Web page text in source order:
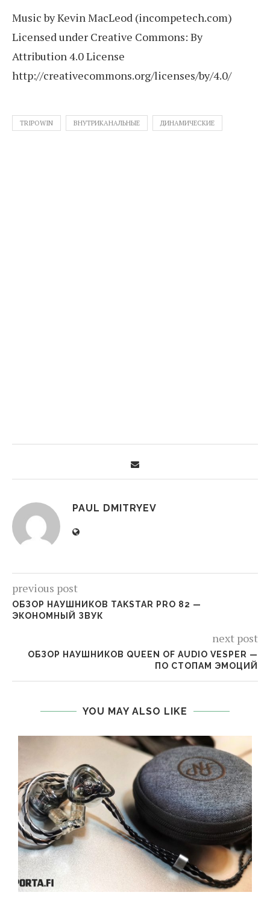
Music by Kevin MacLeod (incompetech.com)
Licensed under Creative Commons: By
Attribution 4.0 License
http://creativecommons.org/licenses/by/4.0/
TRIPOWIN ВНУТРИКАНАЛЬНЫЕ ДИНАМИЧЕСКИЕ
PAUL DMITRYEV
previous post
ОБЗОР НАУШНИКОВ TAKSTAR PRO 82 —
ЭКОНОМНЫЙ ЗВУК
next post
ОБЗОР НАУШНИКОВ QUEEN OF AUDIO VESPER —
ПО СТОПАМ ЭМОЦИЙ
YOU MAY ALSO LIKE